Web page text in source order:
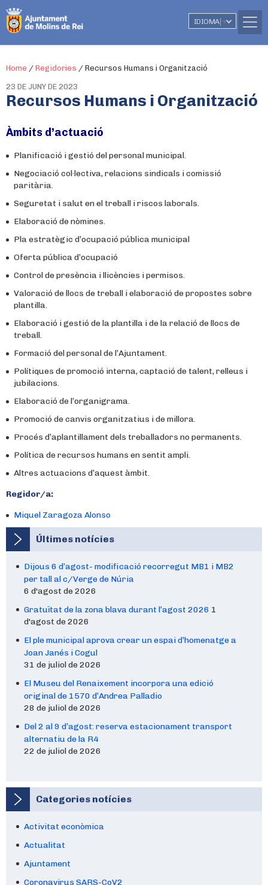
IDIOMA ▼
Home / Regidories / Recursos Humans i Organització
23 DE JUNY DE 2023
Recursos Humans i Organització
Àmbits d’actuació
Planificació i gestió del personal municipal.
Negociació col·lectiva, relacions sindicals i comissió
paritària.
Seguretat i salut en el treball i riscos laborals.
Elaboració de nòmines.
Pla estratègic d’ocupació pública municipal
Oferta pública d’ocupació
Control de presència i llicències i permisos.
Valoració de llocs de treball i elaboració de propostes sobre
plantilla.
Elaboració i gestió de la plantilla i de la relació de llocs de
treball.
Formació del personal de l’Ajuntament.
Polítiques de promoció interna, captació de talent, relleus i
jubilacions.
Elaboració de l’organigrama.
Promoció de canvis organitzatius i de millora.
Procés d’aplantillament dels treballadors no permanents.
Política de recursos humans en sentit ampli.
Altres actuacions d’aquest àmbit.
Regidor/a:
Miquel Zaragoza Alonso
Últimes notícies
Dijous 6 d’agost- modificació recorregut MB1 i MB2
per tall al c/Verge de Núria
6 d'agost de 2026
Gratuïtat de la zona blava durant l’agost 2026 1
d'agost de 2026
El ple municipal aprova crear un espai d’homenatge a
Joan Janés i Cogul
31 de juliol de 2026
El Museu del Renaixement incorpora una edició
original de 1570 d’Andrea Palladio
28 de juliol de 2026
Del 2 al 9 d’agost: reserva estacionament transport
alternatiu de la R4
22 de juliol de 2026
Categories notícies
Activitat econòmica
Actualitat
Ajuntament
Coronavirus SARS-CoV2